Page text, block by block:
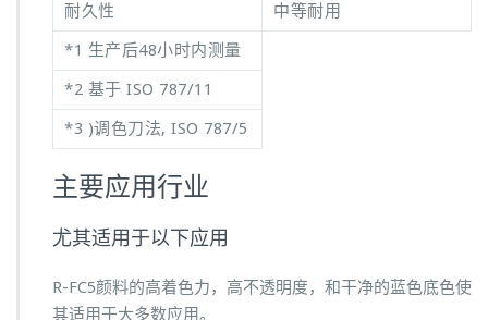
耐久性
中等耐用
*1 生产后48小时内测量
*2 基于 ISO 787/11
*3 )调色刀法, ISO 787/5
主要应用行业
尤其适用于以下应用
R-FC5颜料的高着色力，高不透明度，和干净的蓝色底色使
其适用于大多数应用。